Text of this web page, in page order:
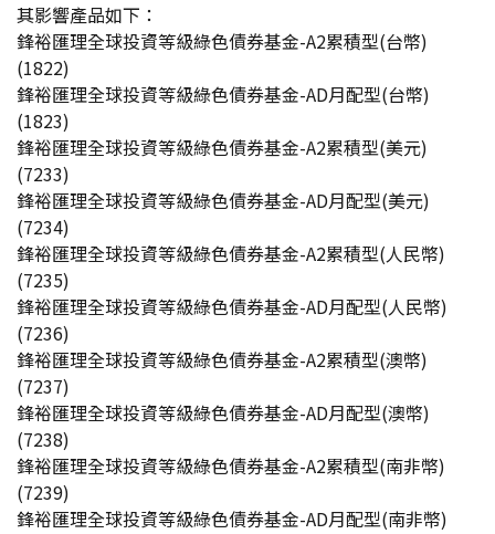
其影響產品如下：
鋒裕匯理全球投資等級綠色債券基金-A2累積型(台幣)
(1822)
鋒裕匯理全球投資等級綠色債券基金-AD月配型(台幣)
(1823)
鋒裕匯理全球投資等級綠色債券基金-A2累積型(美元)
(7233)
鋒裕匯理全球投資等級綠色債券基金-AD月配型(美元)
(7234)
鋒裕匯理全球投資等級綠色債券基金-A2累積型(人民幣)
(7235)
鋒裕匯理全球投資等級綠色債券基金-AD月配型(人民幣)
(7236)
鋒裕匯理全球投資等級綠色債券基金-A2累積型(澳幣)
(7237)
鋒裕匯理全球投資等級綠色債券基金-AD月配型(澳幣)
(7238)
鋒裕匯理全球投資等級綠色債券基金-A2累積型(南非幣)
(7239)
鋒裕匯理全球投資等級綠色債券基金-AD月配型(南非幣)